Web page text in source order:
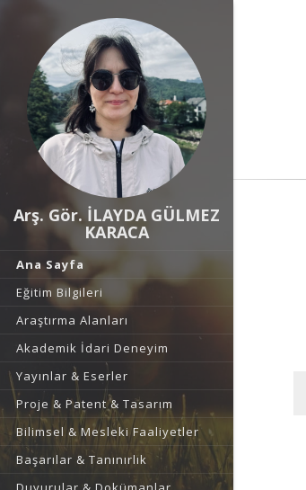
Arş. Gör. İLAYDA GÜLMEZ
KARACA
Ana Sayfa
Eğitim Bilgileri
Araştırma Alanları
Akademik İdari Deneyim
Yayınlar & Eserler
Proje & Patent & Tasarım
Bilimsel & Mesleki Faaliyetler
Başarılar & Tanınırlık